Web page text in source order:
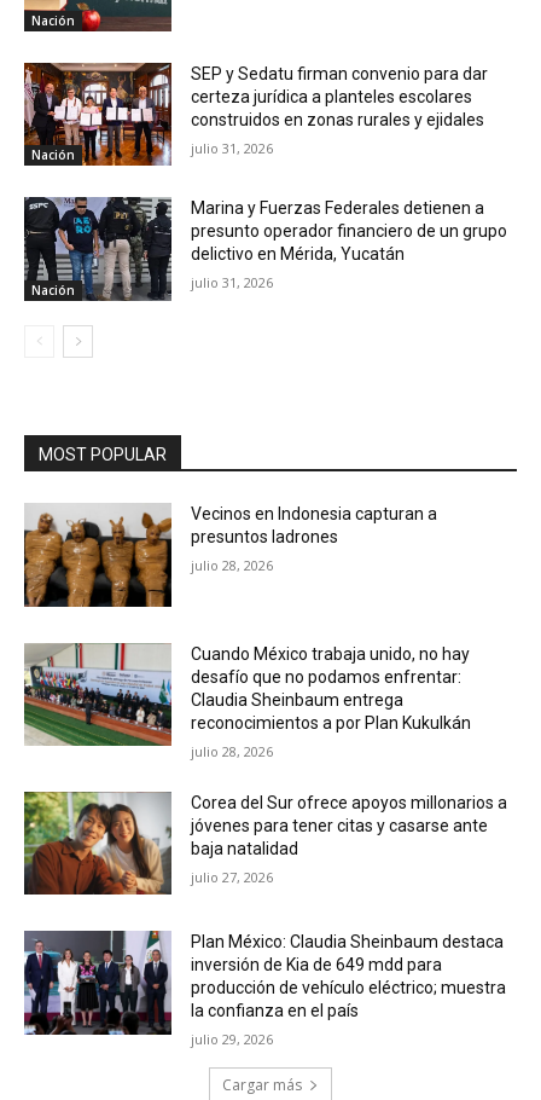
Nación
Nación
SEP y Sedatu firman convenio para dar
certeza jurídica a planteles escolares
construidos en zonas rurales y ejidales
julio 31, 2026
Nación
Marina y Fuerzas Federales detienen a
presunto operador financiero de un grupo
delictivo en Mérida, Yucatán
julio 31, 2026
MOST POPULAR
Vecinos en Indonesia capturan a
presuntos ladrones
julio 28, 2026
Cuando México trabaja unido, no hay
desafío que no podamos enfrentar:
Claudia Sheinbaum entrega
reconocimientos a por Plan Kukulkán
julio 28, 2026
Corea del Sur ofrece apoyos millonarios a
jóvenes para tener citas y casarse ante
baja natalidad
julio 27, 2026
Plan México: Claudia Sheinbaum destaca
inversión de Kia de 649 mdd para
producción de vehículo eléctrico; muestra
la confianza en el país
julio 29, 2026
Cargar más